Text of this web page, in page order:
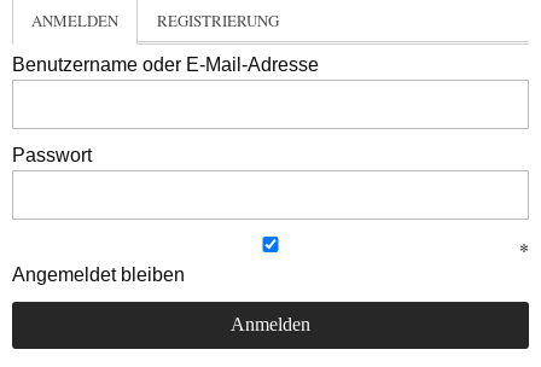
ANMELDEN REGISTRIERUNG
Benutzername oder E-Mail-Adresse
Passwort
Angemeldet bleiben